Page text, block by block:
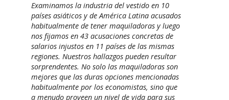
Examinamos la industria del vestido en 10
países asiáticos y de América Latina acusados
habitualmente de tener maquiladoras y luego
nos fijamos en 43 acusaciones concretas de
salarios injustos en 11 países de las mismas
regiones. Nuestros hallazgos pueden resultar
sorprendentes. No solo las maquiladoras son
mejores que las duras opciones mencionadas
habitualmente por los economistas, sino que
a menudo proveen un nivel de vida para sus